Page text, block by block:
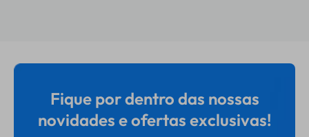
Fique por dentro das nossas
novidades e ofertas exclusivas!